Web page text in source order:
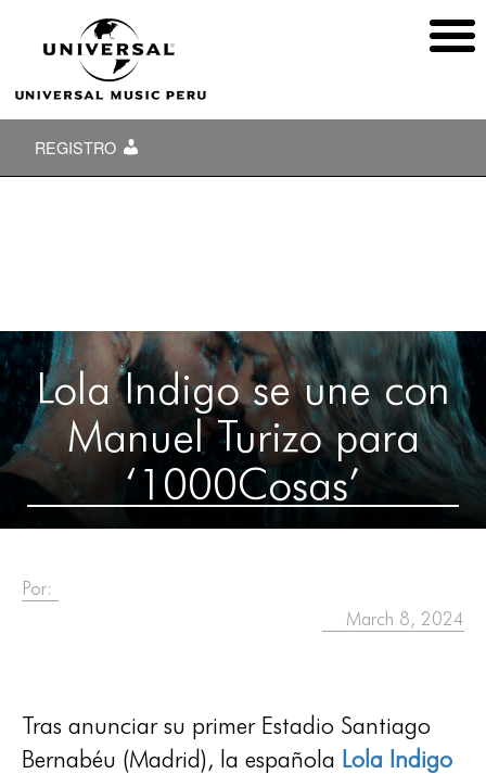
REGISTRO
Lola Indigo se une con
Manuel Turizo para
‘1000Cosas’
Por:
March 8, 2024
Tras anunciar su primer Estadio Santiago
Bernabéu (Madrid), la española Lola Indigo